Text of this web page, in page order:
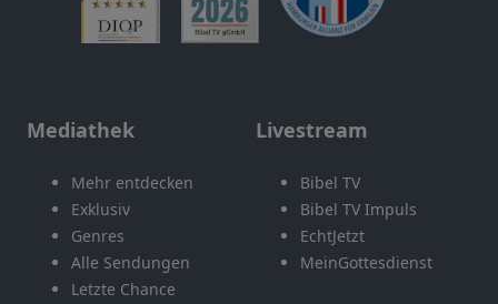
Mediathek
Mehr entdecken
Exklusiv
Genres
Alle Sendungen
Letzte Chance
Livestream
Bibel TV
Bibel TV Impuls
EchtJetzt
MeinGottesdienst